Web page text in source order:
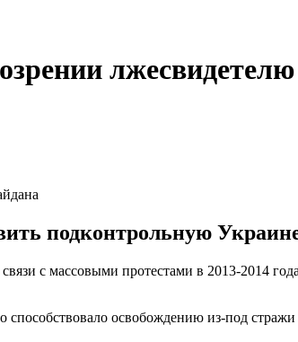
лжесвидетелю
подконтрольную
с массовыми протестами в 2013-2014
освобождению из-под